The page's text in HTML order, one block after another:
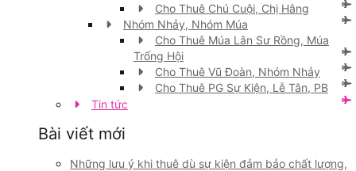
Cho Thuê Chú Cuội, Chị Hằng
Nhóm Nhảy, Nhóm Múa
Cho Thuê Múa Lân Sư Rồng, Múa
Trống Hội
Cho Thuê Vũ Đoàn, Nhóm Nhảy
Cho Thuê PG Sự Kiện, Lễ Tân, PB
Tin tức
Bài viết mới
Những lưu ý khi thuê dù sự kiện đảm bảo chất lượng,